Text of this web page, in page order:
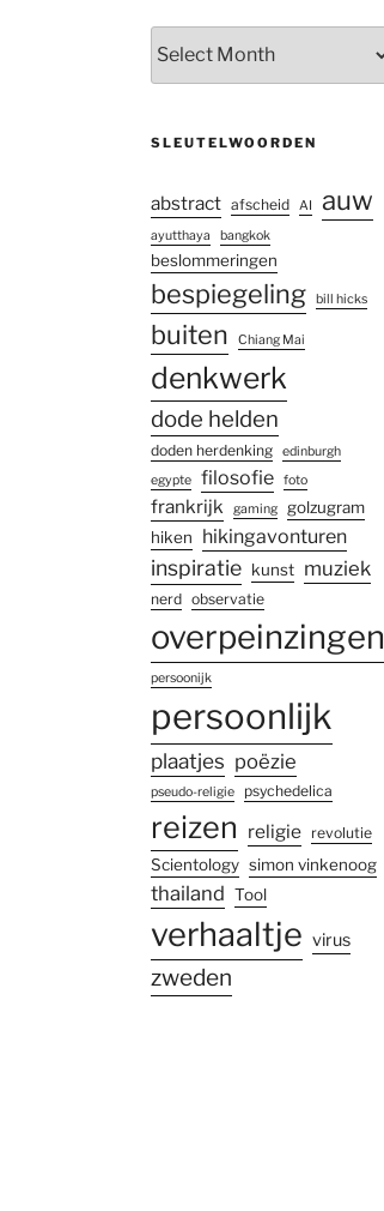
den
oude
SLEUTELWOORDEN
abstract afscheid AI auw
ayutthaya bangkok
beslommeringen
bespiegeling bill hicks
buiten Chiang Mai
denkwerk
dode helden
doden herdenking
edinburgh
egypte
filosofie foto
frankrijk gaming
golzugram
hiken
hikingavonturen
inspiratie kunst muziek
nerd observatie
overpeinzingen
persoonijk
persoonlijk
plaatjes poëzie
pseudo-religie psychedelica
reizen religie revolutie
Scientology simon vinkenoog
thailand Tool
verhaaltje virus
zweden